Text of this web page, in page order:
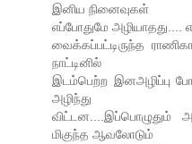
இனிய நினைவுகள்
எப்போதுமே அழியாதது....
வைக்கப்பட்டிருந்த
நாட்டினில்
இடம்பெற்ற இனஅழிப்பு
அழிந்து
மிகுந்த ஆவலோடும்